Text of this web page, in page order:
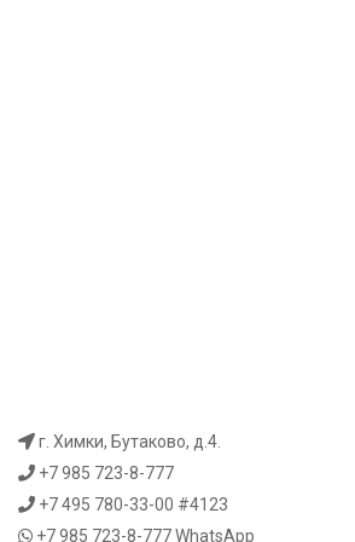
г. Химки, Бутаково, д.4.
+7 985 723-8-777
+7 495 780-33-00 #4123
+7 985 723-8-777WhatsApp